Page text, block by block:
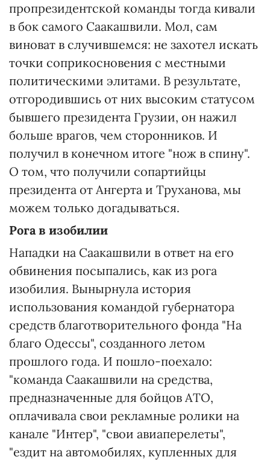
пропрезидентской команды тогда кивали
в бок самого Саакашвили. Мол, сам
виноват в случившемся: не захотел искать
точки соприкосновения с местными
политическими элитами. В результате,
отгородившись от них высоким статусом
бывшего президента Грузии, он нажил
больше врагов, чем сторонников. И
получил в конечном итоге "нож в спину".
О том, что получили сопартийцы
президента от Ангерта и Труханова, мы
можем только догадываться.
Рога в изобилии
Нападки на Саакашвили в ответ на его
обвинения посыпались, как из рога
изобилия. Вынырнула история
использования командой губернатора
средств благотворительного фонда "На
благо Одессы", созданного летом
прошлого года. И пошло-поехало:
"команда Саакашвили на средства,
предназначенные для бойцов АТО,
оплачивала свои рекламные ролики на
канале "Интер", "свои авиаперелеты",
"ездит на автомобилях, купленных для